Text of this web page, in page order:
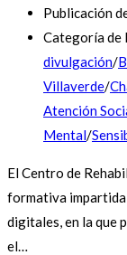
Publicación
Categoría de
divulgación/
Villaverde/
Atención
Mental/
El Centro de
formativa
digitales, en la que
el…